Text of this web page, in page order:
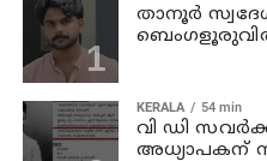
താനൂര്‍
KERALA 54 min
വി ഡി
അധ്യാപകന്